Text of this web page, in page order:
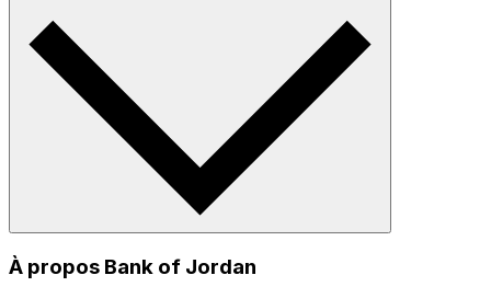
À propos Bank of Jordan